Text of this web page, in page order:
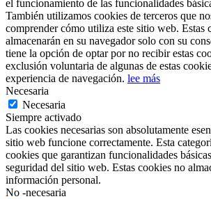
el funcionamiento de las funcionalidades
También utilizamos cookies de terceros que
comprender cómo utiliza este sitio web. Estas
almacenarán en su navegador solo con su
tiene la opción de optar por no recibir estas
exclusión voluntaria de algunas de estas
experiencia de navegación. lee más
Necesaria
Necesaria
Siempre activado
Las cookies necesarias son absolutamente
sitio web funcione correctamente. Esta
cookies que garantizan funcionalidades
seguridad del sitio web. Estas cookies no
información personal.
No -necesaria